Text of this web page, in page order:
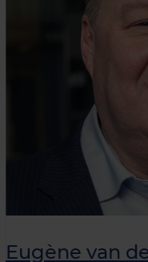
Eugène van